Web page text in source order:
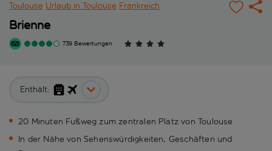
Toulouse Urlaub in Toulouse Frankreich
Brienne
739 Bewertungen
Enthält:
20 Minuten Fußweg zum zentralen Platz von Toulouse
In der Nähe von Sehenswürdigkeiten, Geschäften und